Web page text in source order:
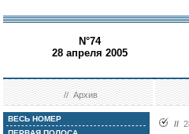
N°74
28 апреля 2005
//Архив
ВЕСЬ НОМЕР
//